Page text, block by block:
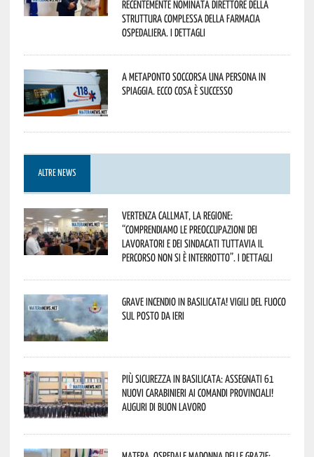
recentemente nominata Direttore della
Struttura Complessa della Farmacia
Ospedaliera. I dettagli
A Metaponto soccorsa una persona in
spiaggia. Ecco cosa è successo
ALTRE NEWS
Vertenza CallMat, la Regione:
“comprendiamo le preoccupazioni dei
lavoratori e dei sindacati tuttavia il
percorso non si è interrotto”. I dettagli
Grave incendio in Basilicata! Vigili del fuoco
sul posto da ieri
Più sicurezza in Basilicata: assegnati 61
nuovi Carabinieri ai Comandi provinciali!
Auguri di buon lavoro